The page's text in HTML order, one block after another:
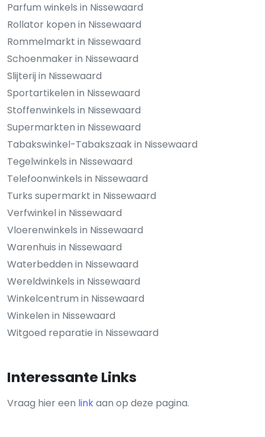
Parfum winkels in Nissewaard
Rollator kopen in Nissewaard
Rommelmarkt in Nissewaard
Schoenmaker in Nissewaard
Slijterij in Nissewaard
Sportartikelen in Nissewaard
Stoffenwinkels in Nissewaard
Supermarkten in Nissewaard
Tabakswinkel-Tabakszaak in Nissewaard
Tegelwinkels in Nissewaard
Telefoonwinkels in Nissewaard
Turks supermarkt in Nissewaard
Verfwinkel in Nissewaard
Vloerenwinkels in Nissewaard
Warenhuis in Nissewaard
Waterbedden in Nissewaard
Wereldwinkels in Nissewaard
Winkelcentrum in Nissewaard
Winkelen in Nissewaard
Witgoed reparatie in Nissewaard
Interessante Links
Vraag hier een linkaan op deze pagina.